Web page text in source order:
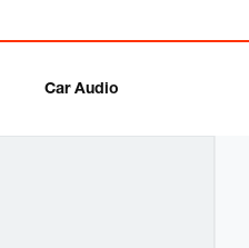
Car Audio